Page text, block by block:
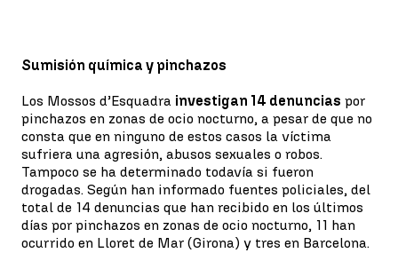
Sumisión química y pinchazos
Los Mossos d’Esquadra investigan 14 denuncias por
pinchazos en zonas de ocio nocturno, a pesar de que no
consta que en ninguno de estos casos la víctima
sufriera una agresión, abusos sexuales o robos.
Tampoco se ha determinado todavía si fueron
drogadas. Según han informado fuentes policiales, del
total de 14 denuncias que han recibido en los últimos
días por pinchazos en zonas de ocio nocturno, 11 han
ocurrido en Lloret de Mar (Girona) y tres en Barcelona.